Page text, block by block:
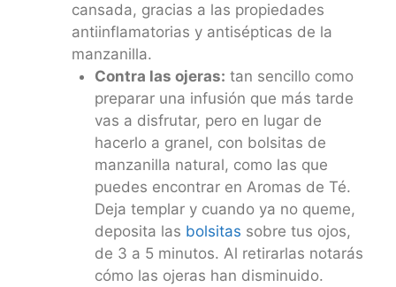
cansada, gracias a las propiedades
antiinflamatorias y antisépticas de la
manzanilla.
Contra las ojeras: tan sencillo como
preparar una infusión que más tarde
vas a disfrutar, pero en lugar de
hacerlo a granel, con bolsitas de
manzanilla natural, como las que
puedes encontrar en Aromas de Té.
Deja templar y cuando ya no queme,
deposita las bolsitas sobre tus ojos,
de 3 a 5 minutos. Al retirarlas notarás
cómo las ojeras han disminuido.